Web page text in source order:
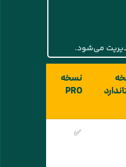
می‌شود.
نسخه
PRO
✅